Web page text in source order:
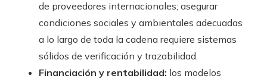
de proveedores internacionales; asegurar
condiciones sociales y ambientales adecuadas
a lo largo de toda la cadena requiere sistemas
sólidos de verificación y trazabilidad.
Financiación y rentabilidad: los modelos